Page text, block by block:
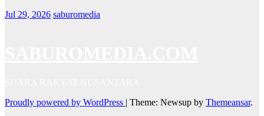
Jul 29, 2026 saburomedia
Proudly powered by WordPress | Theme: Newsup by Themeansar.